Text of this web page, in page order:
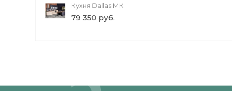
Кухня Dallas МК
79 350 руб.